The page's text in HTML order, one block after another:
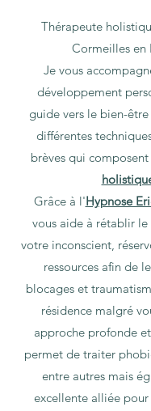
Thérapeute
Cormeilles en
Je vous
développement
guide vers le bien-
différentes
brèves qui
Grâce à l'Hypnose
vous aide à rétablir
votre inconscient,
ressources afin de
blocages et
résidence malgré
approche profonde
permet de traiter
entre autres mais
excellente alliée